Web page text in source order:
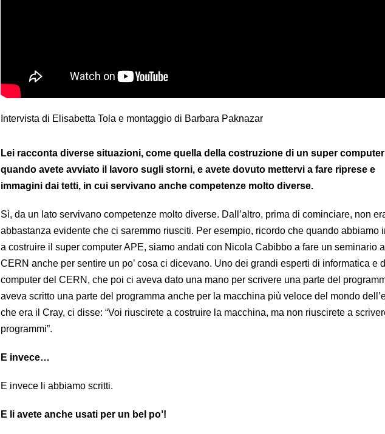
Intervista di Elisabetta Tola e montaggio di Barbara Paknazar
Lei racconta diverse situazioni, come quella della costruzione di un super
quando avete avviato il lavoro sugli storni, e avete dovuto mettervi a fare riprese e
immagini dai tetti, in cui servivano anche competenze molto diverse.
Sì, da un lato servivano competenze molto diverse. Dall’altro, prima di cominciare, non
abbastanza evidente che ci saremmo riusciti. Per esempio, ricordo che quando abbiamo
a costruire il super computer APE, siamo andati con Nicola Cabibbo a fare un seminario al
CERN anche per sentire un po’ cosa ci dicevano. Uno dei grandi esperti di informatica e
computer del CERN, che poi ci aveva dato una mano per scrivere una parte del
aveva scritto una parte del programma anche per la macchina più veloce del mondo
che era il Cray, ci disse: “Voi riuscirete a costruire la macchina, ma non riuscirete a
programmi”.
E invece…
E invece li abbiamo scritti.
E li avete anche usati per un bel po’!